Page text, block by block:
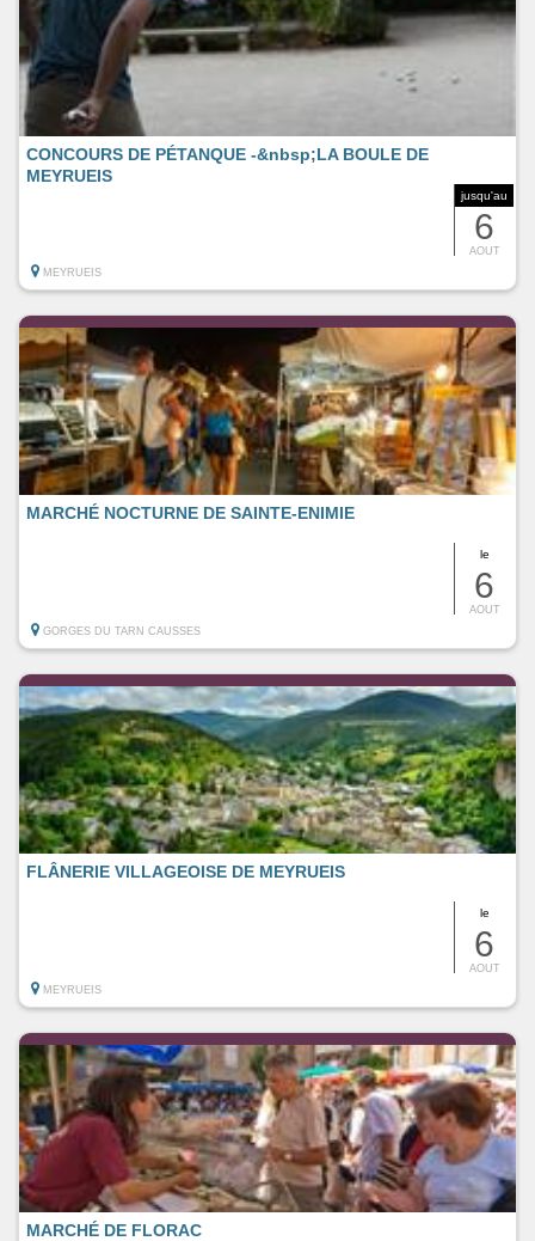
jusqu'au
6
AOUT
CONCOURS DE PÉTANQUE -&nbsp;LA BOULE DE
MEYRUEIS
MEYRUEIS
le
6
AOUT
MARCHÉ NOCTURNE DE SAINTE-ENIMIE
GORGES DU TARN CAUSSES
le
6
AOUT
FLÂNERIE VILLAGEOISE DE MEYRUEIS
MEYRUEIS
MARCHÉ DE FLORAC